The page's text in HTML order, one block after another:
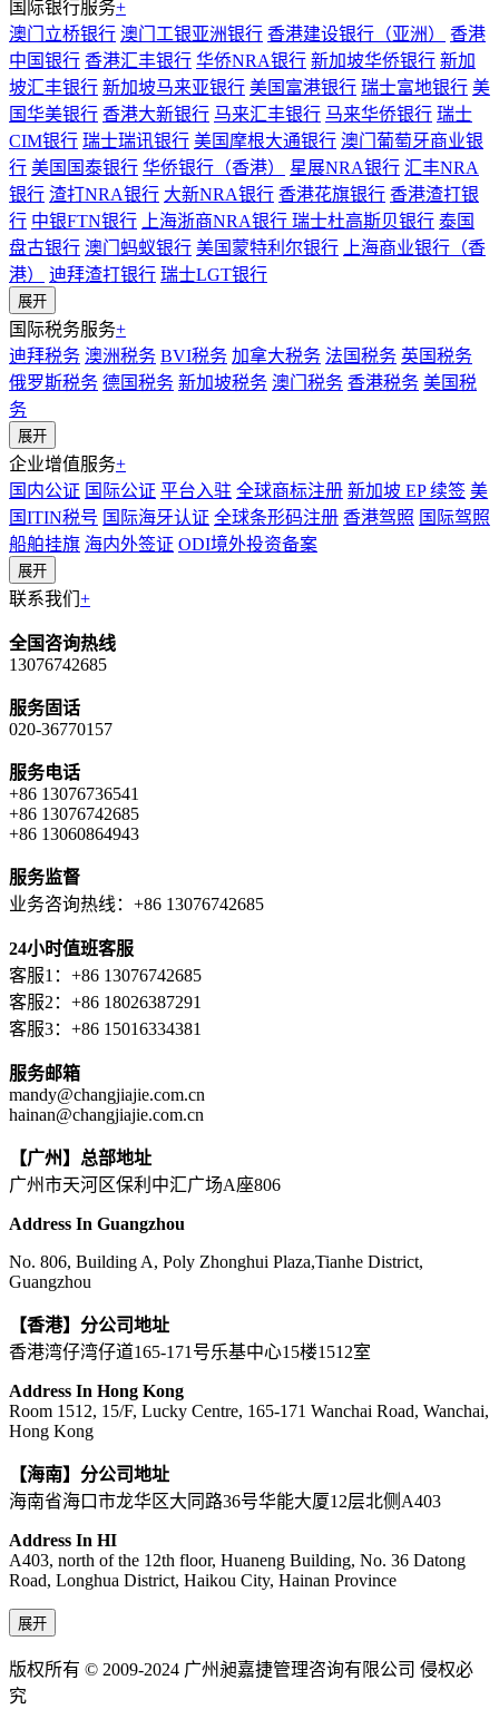
国际银行服务+
澳门立桥银行 澳门工银亚洲银行 香港建设银行（亚洲）
香港
中国银行 香港汇丰银行 华侨NRA银行 新加坡华侨银行 新加
坡汇丰银行 新加坡马来亚银行 美国富港银行 瑞士富地银行 美
国华美银行 香港大新银行 马来汇丰银行 马来华侨银行 瑞士
CIM银行 瑞士瑞讯银行 美国摩根大通银行 澳门葡萄牙商业银
行 美国国泰银行 华侨银行（香港） 星展NRA银行 汇丰NRA
银行 渣打NRA银行 大新NRA银行 香港花旗银行 香港渣打银
行 中银FTN银行 上海浙商NRA银行 瑞士杜高斯贝银行 泰国
盘古银行 澳门蚂蚁银行 美国蒙特利尔银行
上海商业银行（香
港）
迪拜渣打银行 瑞士LGT银行
展开
国际税务服务+
迪拜税务 澳洲税务 BVI税务 加拿大税务 法国税务 英国税务
俄罗斯税务 德国税务 新加坡税务 澳门税务 香港税务 美国税
务
展开
企业增值服务+
国内公证 国际公证 平台入驻 全球商标注册 新加坡 EP 续签 美
国ITIN税号 国际海牙认证 全球条形码注册 香港驾照 国际驾照
船舶挂旗 海内外签证 ODI境外投资备案
展开
联系我们 +
全国咨询热线
13076742685
服务固话
020-36770157
服务电话
+86 13076736541
+86 13076742685
+86 13060864943
服务监督
业务咨询热线：+86 13076742685
24小时值班客服
客服1：+86 13076742685
客服2：+86 18026387291
客服3：+86 15016334381
服务邮箱
mandy@changjiajie.com.cn
hainan@changjiajie.com.cn
【广州】总部地址
广州市天河区保利中汇广场A座806
Address In Guangzhou
No. 806, Building A, Poly Zhonghui Plaza,Tianhe District,
Guangzhou
【香港】分公司地址
香港湾仔湾仔道165-171号乐基中心15楼1512室
Address In Hong Kong
Room 1512, 15/F, Lucky Centre, 165-171 Wanchai Road, Wanchai,
Hong Kong
【海南】分公司地址
海南省海口市龙华区大同路36号华能大厦12层北侧A403
Address In HI
A403, north of the 12th floor, Huaneng Building, No. 36 Datong
Road, Longhua District, Haikou City, Hainan Province
展开
版权所有 © 2009-2024 广州昶嘉捷管理咨询有限公司 侵权必
究